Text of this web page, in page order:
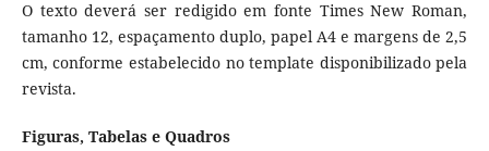
O texto deverá ser redigido em fonte Times New Roman,
tamanho 12, espaçamento duplo, papel A4 e margens de 2,5
cm, conforme estabelecido no template disponibilizado pela
revista.
Figuras, Tabelas e Quadros